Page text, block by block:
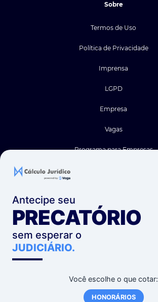
Antecipe seu
PRECATÓRIO
sem esperar o
JUDICIÁRIO.
Você escolhe o que cotar:
HONORÁRIOS
Sobre
Termos de Uso
Política de Privacidade
Imprensa
LGPD
Empresa
Vagas
Programa para Empresas
Software de Cálculos
Planos
Suporte